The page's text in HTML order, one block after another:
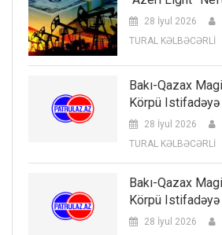
28 İyul 2026
TURAL KƏLBƏCƏRLİ
Bakı-Qazax
Körpü
28 İyul 2026
TURAL KƏLBƏCƏRLİ
Bakı-Qazax
Körpü
28 İyul 2026